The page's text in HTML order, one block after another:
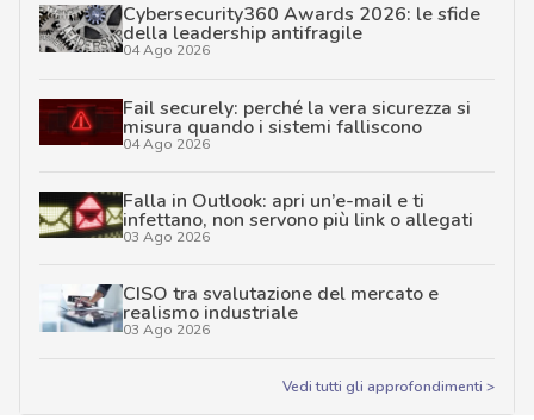
Cybersecurity360 Awards 2026: le sfide
della leadership antifragile
04 Ago 2026
Fail securely: perché la vera sicurezza si
misura quando i sistemi falliscono
04 Ago 2026
Falla in Outlook: apri un’e-mail e ti
infettano, non servono più link o allegati
03 Ago 2026
CISO tra svalutazione del mercato e
realismo industriale
03 Ago 2026
Vedi tutti gli approfondimenti >